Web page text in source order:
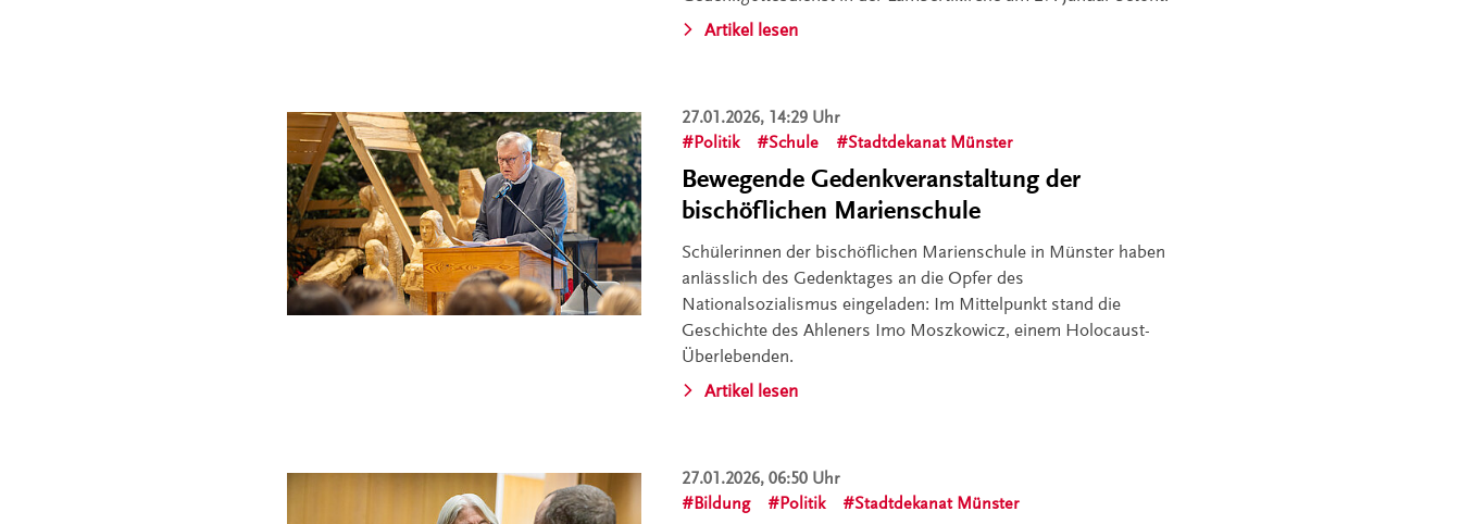
Artikel lesen
27.01.2026, 14:29 Uhr
Politik
Schule Stadtdekanat Münster
Bewegende Gedenkveranstaltung der
bischöflichen Marienschule
Schülerinnen der bischöflichen Marienschule in Münster haben
anlässlich des Gedenktages an die Opfer des
Nationalsozialismus eingeladen: Im Mittelpunkt stand die
Geschichte des Ahleners Imo Moszkowicz, einem Holocaust-
Überlebenden.
Artikel lesen
27.01.2026, 06:50 Uhr
Bildung
Politik Stadtdekanat Münster